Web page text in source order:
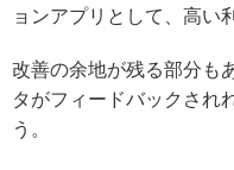
ョンアプリとして、高い
改善の余地が残る部分も
タがフィードバックされ
う。